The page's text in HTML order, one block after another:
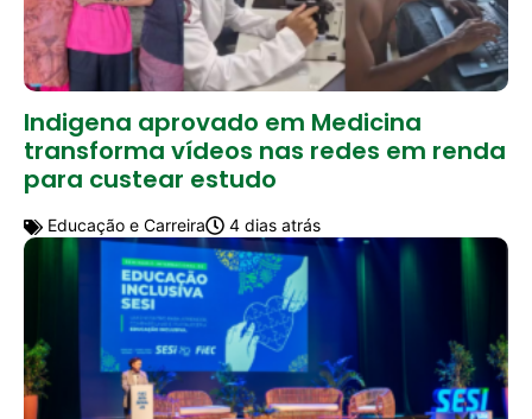
Indigena aprovado em Medicina
transforma vídeos nas redes em renda
para custear estudo
Educação e Carreira 4 dias atrás